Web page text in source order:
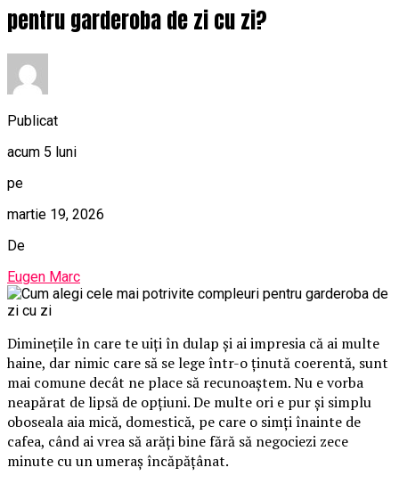
pentru garderoba de zi cu zi?
Publicat
acum 5 luni
pe
martie 19, 2026
De
Eugen Marc
Diminețile în care te uiți în dulap și ai impresia că ai multe
haine, dar nimic care să se lege într-o ținută coerentă, sunt
mai comune decât ne place să recunoaștem. Nu e vorba
neapărat de lipsă de opțiuni. De multe ori e pur și simplu
oboseala aia mică, domestică, pe care o simți înainte de
cafea, când ai vrea să arăți bine fără să negociezi zece
minute cu un umeraș încăpățânat.